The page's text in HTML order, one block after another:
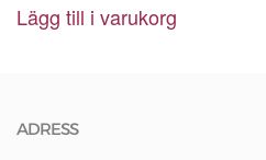
Lägg till i varukorg
ADRESS